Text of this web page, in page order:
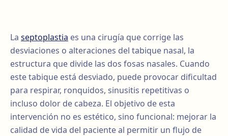
La septoplastia es una cirugía que corrige las
desviaciones o alteraciones del tabique nasal, la
estructura que divide las dos fosas nasales. Cuando
este tabique está desviado, puede provocar dificultad
para respirar, ronquidos, sinusitis repetitivas o
incluso dolor de cabeza. El objetivo de esta
intervención no es estético, sino funcional: mejorar la
calidad de vida del paciente al permitir un flujo de